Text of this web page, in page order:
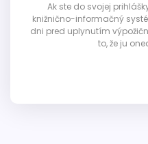
Ak ste do svojej
knižnično-informačný
dni pred uplynutím
to, že ju